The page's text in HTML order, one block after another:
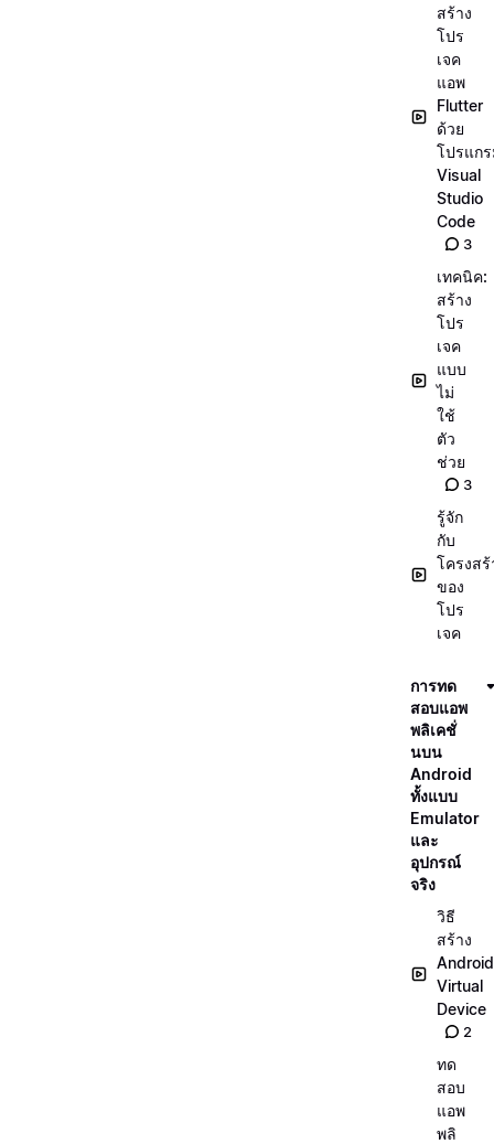
สร้าง
โปร
เจค
แอพ
Flutter
ด้วย
โปรแก
Visual
Studio
Code
3
เทคนิค:
สร้าง
โปร
เจค
แบบ
ไม่
ใช้
ตัว
ช่วย
3
รู้จัก
กับ
โครงสร้
ของ
โปร
เจค
การทด
สอบแอพ
พลิเคชั่
นบน
Android
ทั้งแบบ
Emulator
และ
อุปกรณ์
จริง
วิธี
สร้าง
Android
Virtual
Device
2
ทด
สอบ
แอพ
พลิ